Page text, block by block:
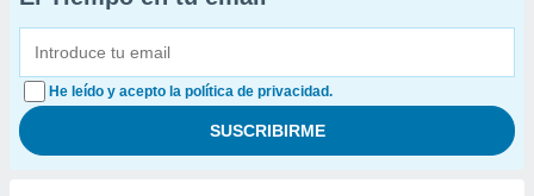
He leído y acepto la política de privacidad.